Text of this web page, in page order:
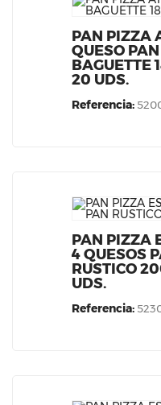
PAN PIZZA
QUESO PAN
BAGUETTE
20 UDS.
Referencia:
PAN PIZZA
4 QUESOS
RUSTICO
UDS.
Referencia: